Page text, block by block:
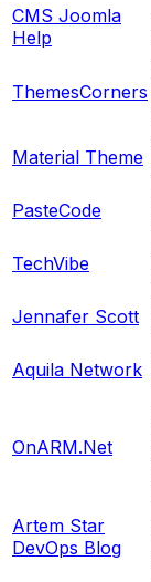
CMS Joomla
Help
ThemesCorners
Material Theme
PasteCode
TechVibe
Jennafer Scott
Aquila Network
OnARM.Net
Artem Star
DevOps Blog